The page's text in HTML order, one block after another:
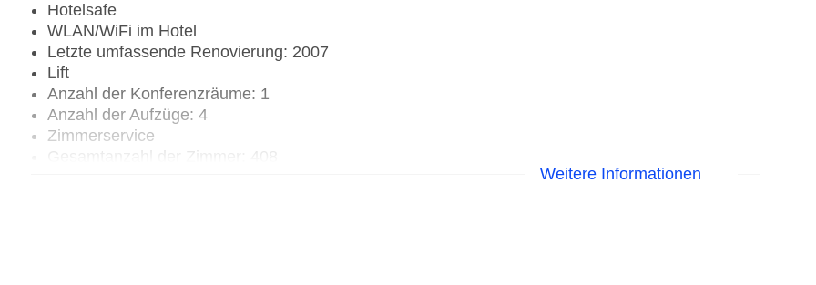
Hotelsafe
WLAN/WiFi im Hotel
Letzte umfassende Renovierung: 2007
Lift
Anzahl der Konferenzräume: 1
Anzahl der Aufzüge: 4
Zimmerservice
Weitere Informationen